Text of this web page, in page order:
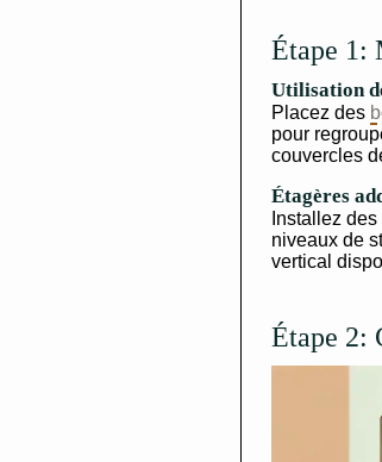
Étape 1:
Utilisation
Placez des
pour
couvercles
Étagères
Installez
niveaux de
vertical
Étape 2: